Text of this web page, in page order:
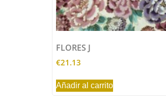
FLORES J
€21.13
Añadir al carrito